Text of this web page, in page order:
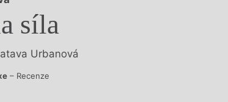
síla
Urbanová
– Recenze